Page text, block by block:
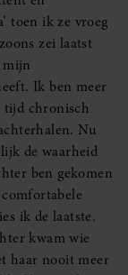
toen ik ze vroeg
zei laatst
mijn
Ik ben meer
tijd chronisch
Nu
de waarheid
ben gekomen
ik de laatste.
kwam wie
haar nooit meer